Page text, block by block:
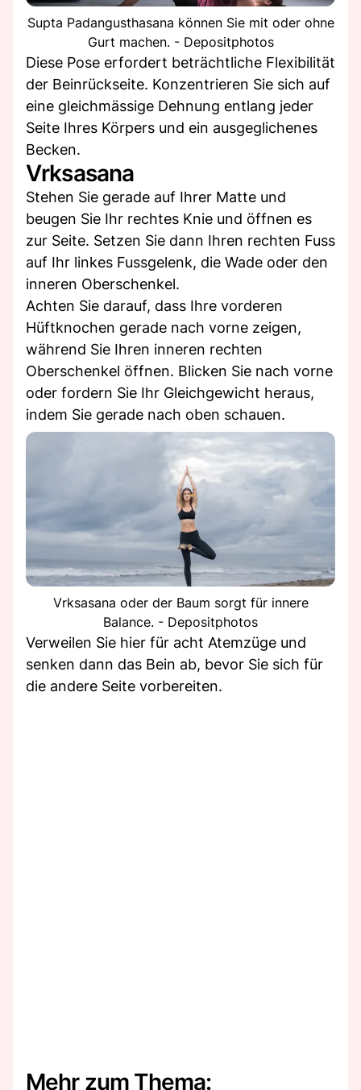
Supta Padangusthasana können Sie mit oder ohne
Gurt machen. - Depositphotos
Diese Pose erfordert beträchtliche Flexibilität
der Beinrückseite. Konzentrieren Sie sich auf
eine gleichmässige Dehnung entlang jeder
Seite Ihres Körpers und ein ausgeglichenes
Becken.
Vrksasana
Stehen Sie gerade auf Ihrer Matte und
beugen Sie Ihr rechtes Knie und öffnen es
zur Seite. Setzen Sie dann Ihren rechten Fuss
auf Ihr linkes Fussgelenk, die Wade oder den
inneren Oberschenkel.
Achten Sie darauf, dass Ihre vorderen
Hüftknochen gerade nach vorne zeigen,
während Sie Ihren inneren rechten
Oberschenkel öffnen. Blicken Sie nach vorne
oder fordern Sie Ihr Gleichgewicht heraus,
indem Sie gerade nach oben schauen.
Vrksasana oder der Baum sorgt für innere
Balance. - Depositphotos
Verweilen Sie hier für acht Atemzüge und
senken dann das Bein ab, bevor Sie sich für
die andere Seite vorbereiten.
Mehr zum Thema: